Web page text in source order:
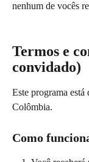
nenhum de vocês
Termos e
convidado)
Este programa
Colômbia.
Como